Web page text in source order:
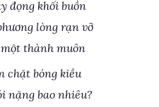
đọng khối buồn
lòng rạn vỡ
thành muôn
chặt bóng kiều
nặng bao nhiêu?